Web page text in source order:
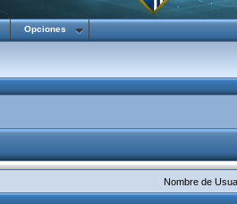
Opciones
Nombre de